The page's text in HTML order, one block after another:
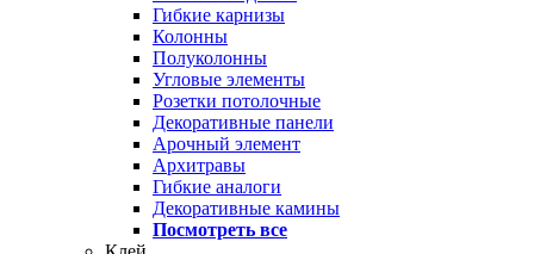
Гибкие карнизы
Колонны
Полуколонны
Угловые элементы
Розетки потолочные
Декоративные панели
Арочный элемент
Архитравы
Гибкие аналоги
Декоративные камины
Посмотреть все